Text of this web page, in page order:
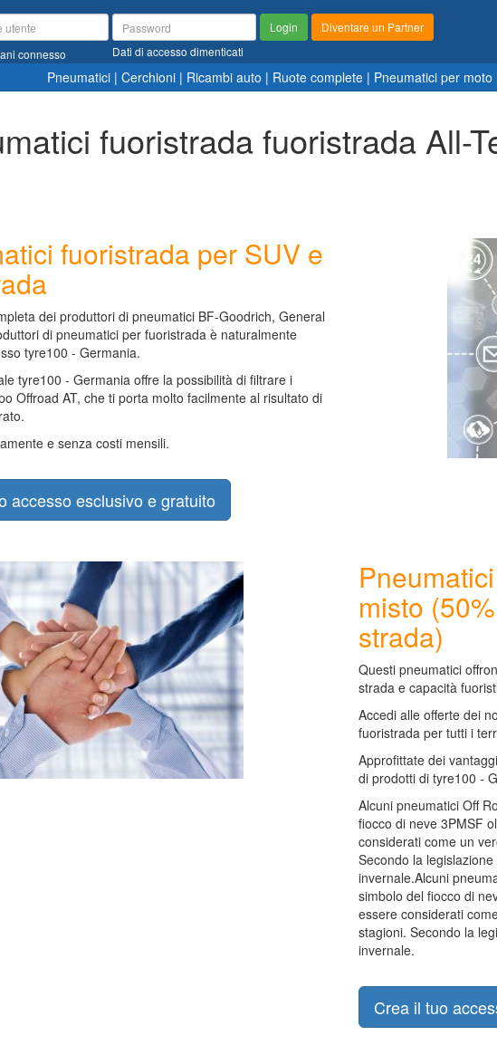
connesso Dati di accesso dimenticati
Login Diventare un Partner
Pneumatici | Cerchioni | Ricambi auto | Ruote complete | Pneumatici per moto
fuoristrada fuoristrada All-
fuoristrada per SUV e
dei produttori di pneumatici BF-Goodrich, General
di pneumatici per fuoristrada è naturalmente
tyre100 - Germania.
tyre100 - Germania offre la possibilità di filtrare i
Offroad AT, che ti porta molto facilmente al risultato di
e senza costi mensili.
accesso esclusivo e gratuito
misto
strada)
Questi pneumatici
strada e capacità
Accedi alle offerte dei
fuoristrada per tutti i
Approfittate dei
di prodotti di tyre100 -
Alcuni pneumatici Off
fiocco di neve 3PMSF
considerati come un
Secondo la
invernale.Alcuni
simbolo del fiocco di
essere considerati
stagioni. Secondo la
invernale.
Crea il tuo